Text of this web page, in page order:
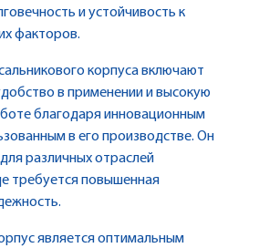
и устойчивость к
факторов.
корпуса включают
в применении и высокую
благодаря инновационным
в его производстве. Он
различных отраслей
требуется повышенная
является оптимальным